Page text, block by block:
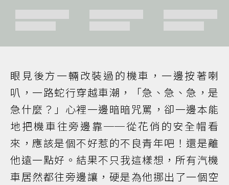
眼見後方一輛改裝過的機車，一邊按著喇
叭，一路蛇行穿越車潮，「急、急、急，是
急什麼？」心裡一邊暗暗咒罵，卻一邊本能
地把機車往旁邊靠──從花俏的安全帽看
來，應該是個不好惹的不良青年吧！還是離
他遠一點好。結果不只我這樣想，所有汽機
車居然都往旁邊讓，硬是為他挪出了一個空